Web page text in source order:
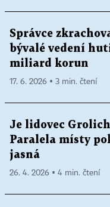
Správce
bývalé vedení
miliard korun
17. 6. 2026 ▪ 3 min. čtení
Je lidovec
Paralela místy
jasná
26. 4. 2026 ▪ 4 min. čtení